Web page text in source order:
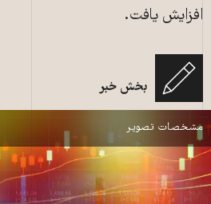
افزایش یافت.
بخش خبر
نمایش
مشخصات تصویر
بازار نفت ـ عکس از آرشیو